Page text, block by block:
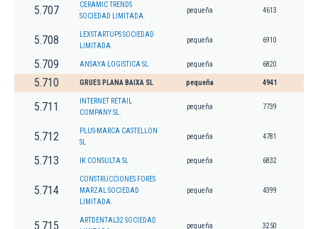
5.707
CERAMIC TRENDS
SOCIEDAD LIMITADA.
pequeña 4613
5.708
LEXSTARTUPS SOCIEDAD
LIMITADA.
pequeña 6910
5.709 ANSAYA LOGISTICA SL. pequeña 6820
5.710 GRUES PLANA BAIXA SL pequeña 4941
5.711
INTERNET RETAIL
COMPANY SL.
pequeña 7739
5.712
PLUS-MARCA CASTELLON
SL
pequeña 4781
5.713 IK CONSULTA SL pequeña 6832
5.714
CONSTRUCCIONES FORES
MARZAL SOCIEDAD
LIMITADA.
pequeña 4399
5.715
ARTDENTAL32 SOCIEDAD
pequeña 3250